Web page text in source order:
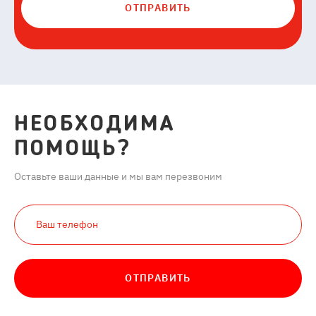
ОТПРАВИТЬ
НЕОБХОДИМА
ПОМОЩЬ?
Оставьте ваши данные и мы вам перезвоним
ОТПРАВИТЬ